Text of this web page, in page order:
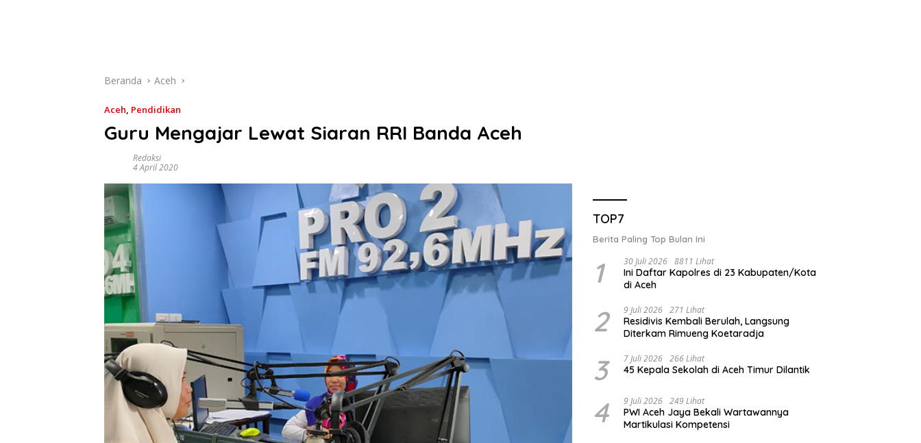
Beranda Aceh
Aceh, Pendidikan
Guru Mengajar Lewat Siaran RRI Banda Aceh
Redaksi
4 April 2020
TOP7
Berita Paling Top Bulan Ini
1 30 Juli 2026 8811 Lihat
Ini Daftar Kapolres di 23 Kabupaten/Kota
di Aceh
2 9 Juli 2026 271 Lihat
Residivis Kembali Berulah, Langsung
Diterkam Rimueng Koetaradja
3 7 Juli 2026 266 Lihat
45 Kepala Sekolah di Aceh Timur Dilantik
4 9 Juli 2026 249 Lihat
PWI Aceh Jaya Bekali Wartawannya
Martikulasi Kompetensi